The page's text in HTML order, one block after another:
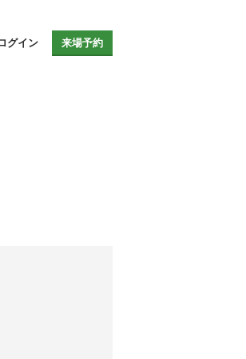
グイン 来場予約